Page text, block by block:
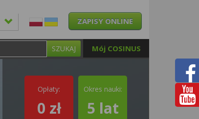
ZAPISY ONLINE
Mój COSINUS
SZUKAJ
Opłaty:
0 zł
Okres nauki:
5 lat